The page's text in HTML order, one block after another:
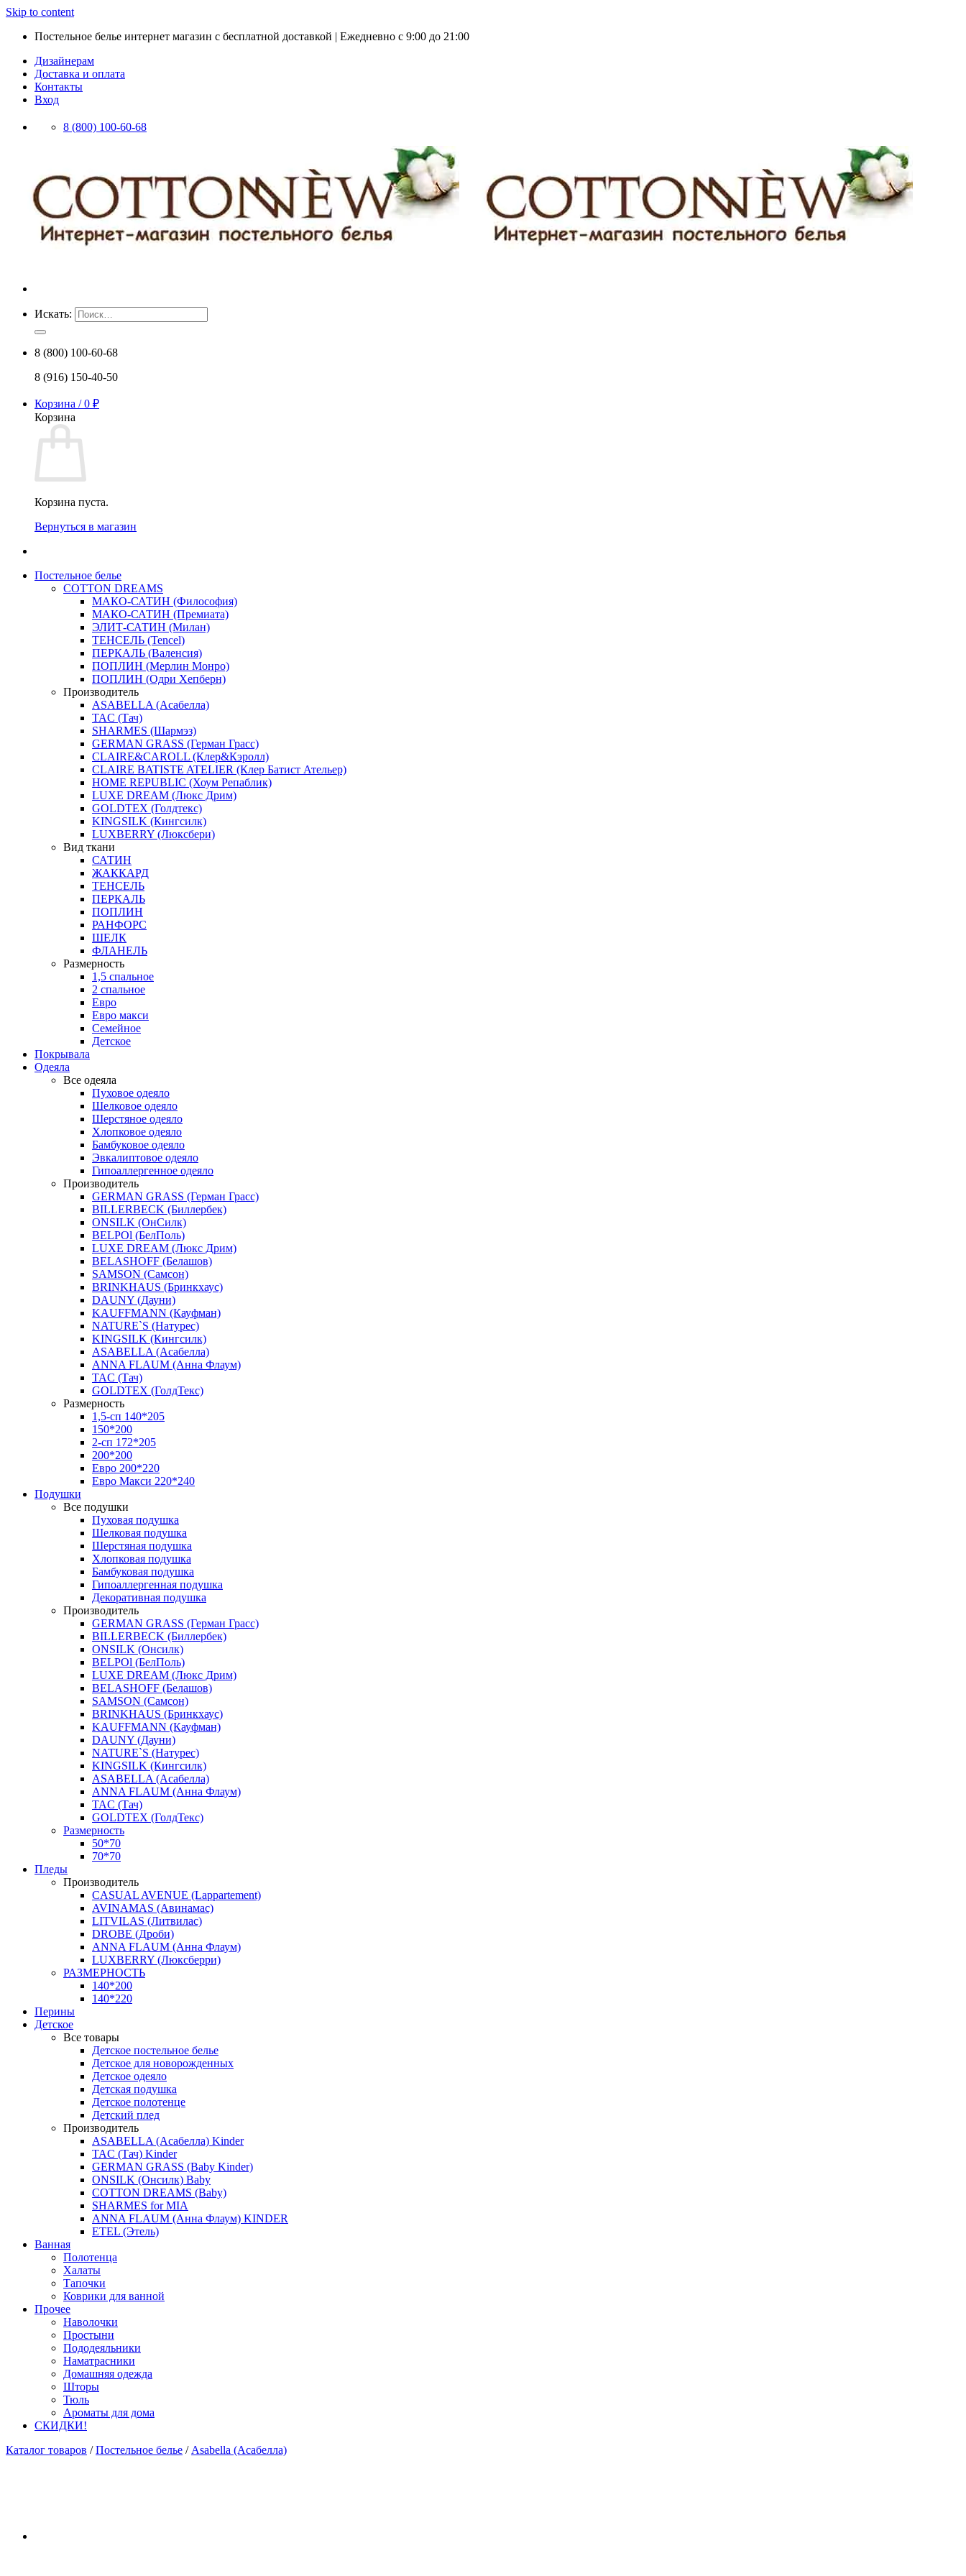
Skip to content
Постельное белье интернет магазин с бесплатной доставкой | Ежедневно с 9:00 до 21:00
Дизайнерам
Доставка и оплата
Контакты
Вход
8 (800) 100-60-68
Искать:
8 (800) 100-60-68
8 (916) 150-40-50
Корзина /0 ₽
Корзина
Корзина пуста.
Вернуться в магазин
Постельное белье
COTTON DREAMS
МАКО-САТИН (Философия)
МАКО-САТИН (Премиата)
ЭЛИТ-САТИН (Милан)
ТЕНСЕЛЬ (Tencel)
ПЕРКАЛЬ (Валенсия)
ПОПЛИН (Мерлин Монро)
ПОПЛИН (Одри Хепберн)
Производитель
ASABELLA (Асабелла)
TAC (Тач)
SHARMES (Шармэз)
GERMAN GRASS (Герман Грасс)
CLAIRE&CAROLL (Клер&Кэролл)
CLAIRE BATISTE ATELIER (Клер Батист Ательер)
HOME REPUBLIC (Хоум Репаблик)
LUXE DREAM (Люкс Дрим)
GOLDTEX (Голдтекс)
KINGSILK (Кингсилк)
LUXBERRY (Люксбери)
Вид ткани
САТИН
ЖАККАРД
ТЕНСЕЛЬ
ПЕРКАЛЬ
ПОПЛИН
РАНФОРС
ШЕЛК
ФЛАНЕЛЬ
Размерность
1,5 спальное
2 спальное
Евро
Евро макси
Семейное
Детское
Покрывала
Одеяла
Все одеяла
Пуховое одеяло
Шелковое одеяло
Шерстяное одеяло
Хлопковое одеяло
Бамбуковое одеяло
Эвкалиптовое одеяло
Гипоаллергенное одеяло
Производитель
GERMAN GRASS (Герман Грасс)
BILLERBECK (Биллербек)
ONSILK (ОнСилк)
BELPOl (БелПоль)
LUXE DREAM (Люкс Дрим)
BELASHOFF (Белашов)
SAMSON (Самсон)
BRINKHAUS (Бринкхаус)
DAUNY (Дауни)
KAUFFMANN (Кауфман)
NATURE`S (Натурес)
KINGSILK (Кингсилк)
ASABELLA (Асабелла)
ANNA FLAUM (Анна Флаум)
TAC (Тач)
GOLDTEX (ГолдТекс)
Размерность
1,5-сп 140*205
150*200
2-сп 172*205
200*200
Евро 200*220
Евро Макси 220*240
Подушки
Все подушки
Пуховая подушка
Шелковая подушка
Шерстяная подушка
Хлопковая подушка
Бамбуковая подушка
Гипоаллергенная подушка
Декоративная подушка
Производитель
GERMAN GRASS (Герман Грасс)
BILLERBECK (Биллербек)
ONSILK (Онсилк)
BELPOl (БелПоль)
LUXE DREAM (Люкс Дрим)
BELASHOFF (Белашов)
SAMSON (Самсон)
BRINKHAUS (Бринкхаус)
KAUFFMANN (Кауфман)
DAUNY (Дауни)
NATURE`S (Натурес)
KINGSILK (Кингсилк)
ASABELLA (Асабелла)
ANNA FLAUM (Анна Флаум)
TAC (Тач)
GOLDTEX (ГолдТекс)
Размерность
50*70
70*70
Пледы
Производитель
CASUAL AVENUE (Lappartement)
AVINAMAS (Авинамас)
LITVILAS (Литвилас)
DROBE (Дроби)
ANNA FLAUM (Анна Флаум)
LUXBERRY (Люксберри)
РАЗМЕРНОСТЬ
140*200
140*220
Перины
Детское
Все товары
Детское постельное белье
Детское для новорожденных
Детское одеяло
Детская подушка
Детское полотенце
Детский плед
Производитель
ASABELLA (Асабелла) Kinder
TAC (Тач) Kinder
GERMAN GRASS (Baby Kinder)
ONSILK (Онсилк) Baby
COTTON DREAMS (Baby)
SHARMES for MIA
ANNA FLAUM (Анна Флаум) KINDER
ETEL (Этель)
Ванная
Полотенца
Халаты
Тапочки
Коврики для ванной
Прочее
Наволочки
Простыни
Пододеяльники
Наматрасники
Домашняя одежда
Шторы
Тюль
Ароматы для дома
СКИДКИ!
Каталог товаров / Постельное белье / Asabella (Асабелла)